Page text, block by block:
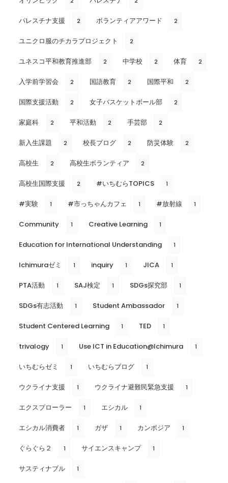
パレスチナ支援 2 ボランティアアワード 2
ユニクロ服のチカラプロジェクト 2
ユネスコ平和教育推進部 2 中学校 2 体育 2
入学前学習会 2 国語教育 2 国際平和 2
国際支援活動 2 女子バスケットボール部 2
家庭科 2 平和活動 2 手芸部 2
新入生課題 2 校長ブログ 2 防災体験 2
高校生 2 高校生ボランティア 2
高校生国際支援 2 #いちむらTOPICS 1
#実験 1 #市っちゃんカフェ 1 #放射線 1
Community 1 Creative Learning 1
Education for International Understanding 1
Ichimuraゼミ 1 inquiry 1 JICA 1
PTA活動 1 SAJ検定 1 SDGs探究部 1
SDGs有志活動 1 Student Ambassador 1
Student Centered Learning 1 TED 1
trivalogy 1 Use ICT in Education@Ichimura 1
いちむらゼミ 1 いちむらブログ 1
ウクライナ支援 1 ウクライナ避難民緊急支援 1
エクスプローラー 1 エシカル 1
エシカル消費者 1 ガザ 1 カンボジア 1
ぐらぐら２ 1 サイエンスキャンプ 1
サスティナブル 1